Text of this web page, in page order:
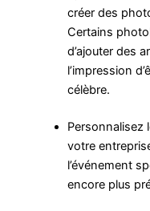
créer des
Certains
d’ajouter des
l’impression
célèbre.
Personnalisez
votre
l’événement
encore plus